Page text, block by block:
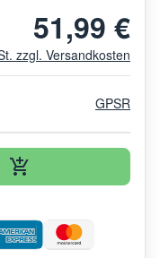
51,99 €
zzgl. Versandkosten
GPSR